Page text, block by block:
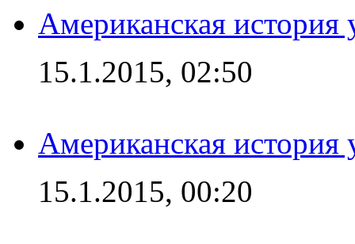
Американская история
15.1.2015, 02:50
Американская история
15.1.2015, 00:20